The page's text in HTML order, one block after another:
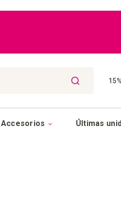
Accesorios Últimas